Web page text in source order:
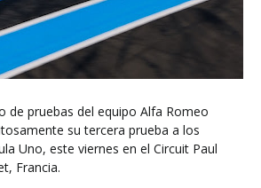
de pruebas del equipo Alfa Romeo
su tercera prueba a los
Uno, este viernes en el Circuit Paul
Francia.